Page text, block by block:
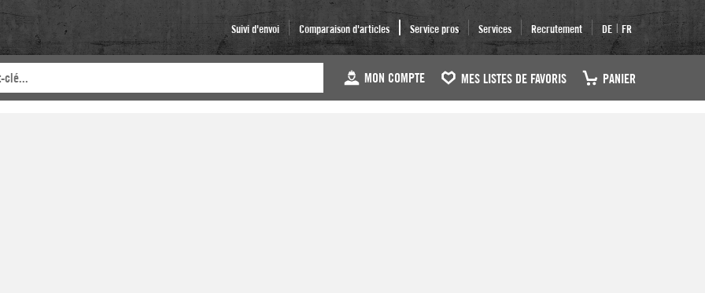
Suivi d'envoi Comparaison d'articles Service pros Services Recrutement DE | FR
MON COMPTE MES LISTES DE FAVORIS PANIER